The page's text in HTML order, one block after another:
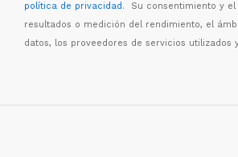
política de privacidad. Su consentimiento y
resultados o medición del rendimiento, el á
datos, los proveedores de servicios utilizados